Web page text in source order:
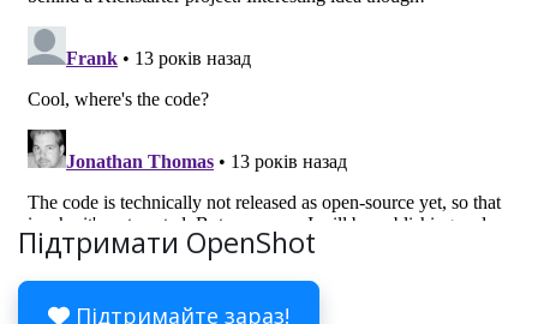
Підтримати OpenShot
Підтримайте зараз!